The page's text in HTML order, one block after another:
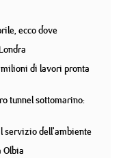
ecco dove
milioni di lavori pronta
tunnel sottomarino:
servizio dell'ambiente
Olbia